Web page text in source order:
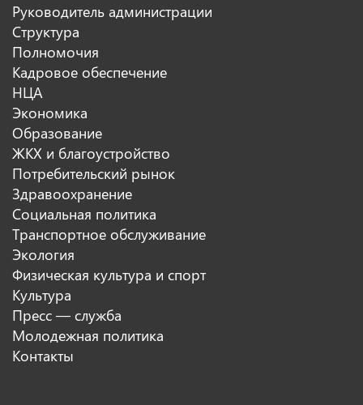
Руководитель администрации
Структура
Полномочия
Кадровое обеспечение
НЦА
Экономика
Образование
ЖКХ и благоустройство
Потребительский рынок
Здравоохранение
Социальная политика
Транспортное обслуживание
Экология
Физическая культура и спорт
Культура
Пресс — служба
Молодежная политика
Контакты